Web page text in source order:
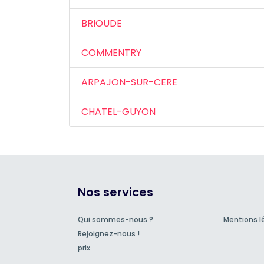
BRIOUDE
COMMENTRY
ARPAJON-SUR-CERE
CHATEL-GUYON
Nos services
Qui sommes-nous ?
Rejoignez-nous !
prix
Mentions